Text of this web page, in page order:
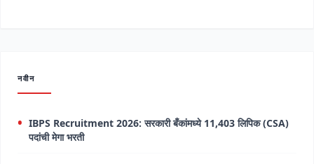
नवीन
IBPS Recruitment 2026: सरकारी बँकांमध्ये 11,403 लिपिक (CSA)
पदांची मेगा भरती